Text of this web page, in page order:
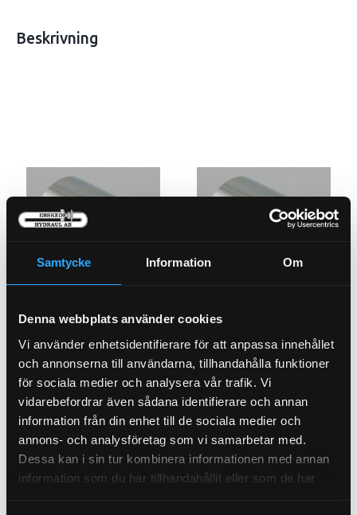
Samtycke Information Om
Denna webbplats använder cookies
Vi använder enhetsidentifierare för att anpassa innehållet
och annonserna till användarna, tillhandahålla funktioner
för sociala medier och analysera vår trafik. Vi
vidarebefordrar även sådana identifierare och annan
information från din enhet till de sociala medier och
annons- och analysföretag som vi samarbetar med.
Dessa kan i sin tur kombinera informationen med annan
information som du har tillhandahållit eller som de har
Beskrivning
Presshylsa BST 3/8"
Pris exkl. 29.90
Köp
Presshylsa BST 1/4"
Pris exkl. 26.90
Köp